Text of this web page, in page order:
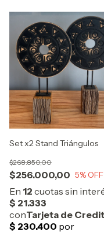
Set x2 Stand Triángulos
$256.000,00
$268.850,00
5% OFF